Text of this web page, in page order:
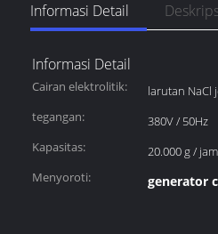
Informasi Detail
Informasi Detail
Cairan elektrolitik: larutan NaCl
tegangan:
380V / 50Hz
Kapasitas:
20.000 g /
Menyoroti:
generator